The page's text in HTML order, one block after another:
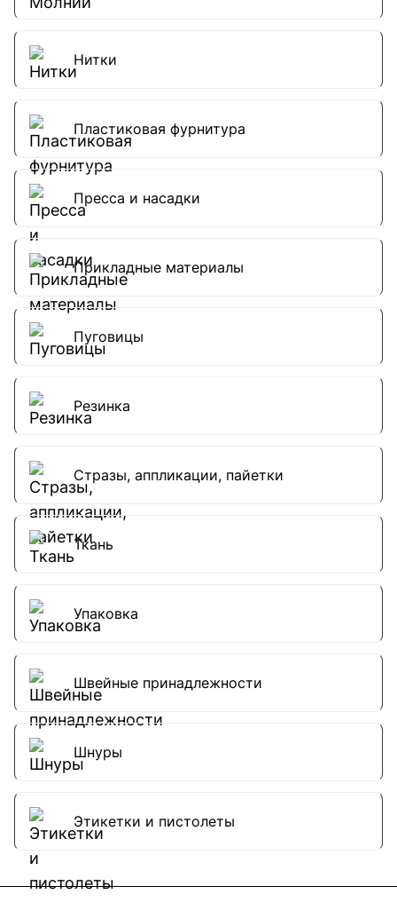
Нитки
Пластиковая фурнитура
Пресса и насадки
Прикладные материалы
Пуговицы
Резинка
Стразы, аппликации, пайетки
Ткань
Упаковка
Швейные принадлежности
Шнуры
Этикетки и пистолеты